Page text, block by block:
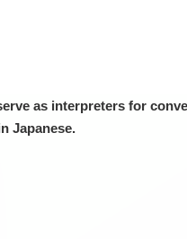
as interpreters for
Japanese.